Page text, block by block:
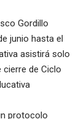
Gordillo
junio hasta el
asistirá solo
cierre de Ciclo
protocolo